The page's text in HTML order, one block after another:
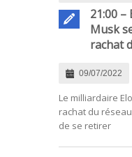
21:00 –
Musk
rachat
09/07/2022
Le milliardaire
rachat du
de se retirer